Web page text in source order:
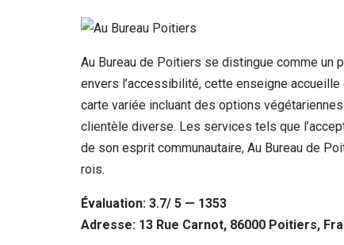
Au Bureau de Poitiers se distingue comme un
envers l’accessibilité, cette enseigne
carte variée incluant des options
clientèle diverse. Les services tels que
de son esprit communautaire, Au Bureau de
rois.
Évaluation: 3.7/ 5 — 1353
Adresse: 13 Rue Carnot, 86000 Poitiers,